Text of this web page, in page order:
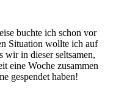
buchte ich schon vor
Situation wollte ich auf
wir in dieser seltsamen,
eine Woche zusammen
gespendet haben!